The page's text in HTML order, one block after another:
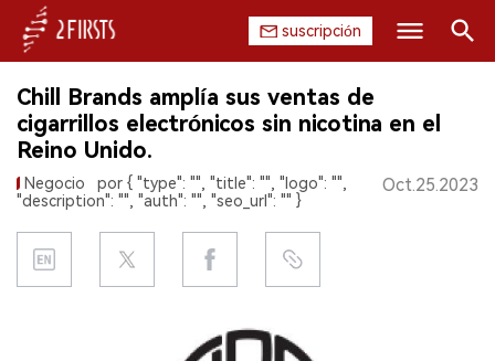
suscripción
INICIO
EMPRESA
REGULACIÓN
Chill Brands amplía sus ventas de
cigarrillos electrónicos sin nicotina en el
Reino Unido.
Negocio
por { "type": "", "title": "", "logo": "",
"description": "", "auth": "", "seo_url": "" }
Oct.25.2023